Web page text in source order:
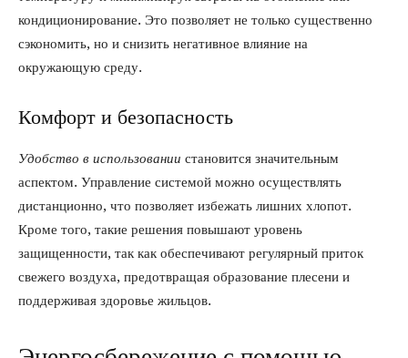
кондиционирование. Это позволяет не только существенно
сэкономить, но и снизить негативное влияние на
окружающую среду.
Комфорт и безопасность
Удобство в использовании становится значительным
аспектом. Управление системой можно осуществлять
дистанционно, что позволяет избежать лишних хлопот.
Кроме того, такие решения повышают уровень
защищенности, так как обеспечивают регулярный приток
свежего воздуха, предотвращая образование плесени и
поддерживая здоровье жильцов.